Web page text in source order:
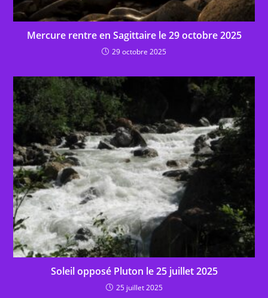
Mercure rentre en Sagittaire le 29 octobre 2025
29 octobre 2025
Soleil opposé Pluton le 25 juillet 2025
25 juillet 2025